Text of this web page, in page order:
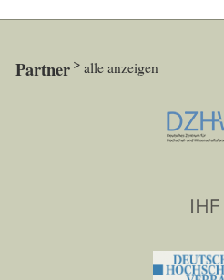
Partner alle anzeigen